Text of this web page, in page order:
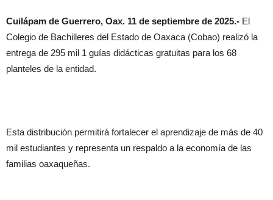
Cuilápam de Guerrero, Oax. 11 de septiembre de 2025.- El
Colegio de Bachilleres del Estado de Oaxaca (Cobao) realizó la
entrega de 295 mil 1 guías didácticas gratuitas para los 68
planteles de la entidad.
Esta distribución permitirá fortalecer el aprendizaje de más de 40
mil estudiantes y representa un respaldo a la economía de las
familias oaxaqueñas.